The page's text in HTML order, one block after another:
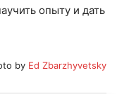
опыту и дать
by Ed Zbarzhyvetsky